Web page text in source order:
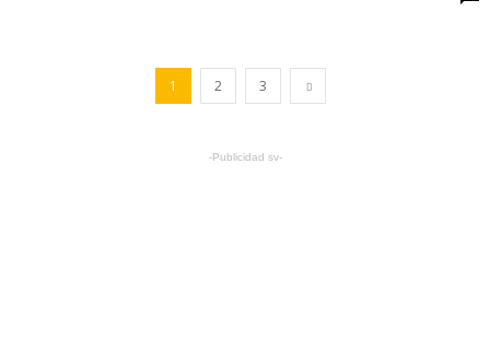
1 2 3
-Publicidad sv-